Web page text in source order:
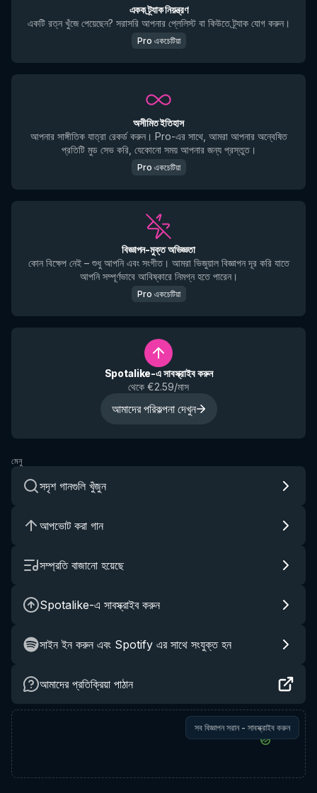
একক ট্র্যাক নিয়ন্ত্রণ
একটি রত্ন খুঁজে পেয়েছেন? সরাসরি আপনার প্লেলিস্ট বা কিউতে ট্র্যাক যোগ করুন।
Pro একচেটিয়া
অসীমিত ইতিহাস
আপনার সাঙ্গীতিক যাত্রা রেকর্ড করুন। Pro-এর সাথে, আমরা আপনার অন্বেষিত
প্রতিটি মুড সেভ করি, যেকোনো সময় আপনার জন্য প্রস্তুত।
Pro একচেটিয়া
বিজ্ঞাপন-মুক্ত অভিজ্ঞতা
কোন বিক্ষেপ নেই – শুধু আপনি এবং সংগীত। আমরা ভিজুয়াল বিজ্ঞাপন দূর করি যাতে
আপনি সম্পূর্ণভাবে আবিষ্কারে নিমগ্ন হতে পারেন।
Pro একচেটিয়া
Spotalike-এ সাবস্ক্রাইব করুন
থেকে €2.59/মাস
আমাদের পরিকল্পনা দেখুন
মেনু
সদৃশ গানগুলি খুঁজুন
আপভোট করা গান
সম্প্রতি বাজানো হয়েছে
Spotalike-এ সাবস্ক্রাইব করুন
সাইন ইন করুন এবং Spotify এর সাথে সংযুক্ত হন
আমাদের প্রতিক্রিয়া পাঠান
সব বিজ্ঞাপন সরান - সাবস্ক্রাইব করুন